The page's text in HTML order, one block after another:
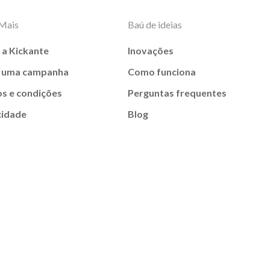
Kickante
campanha
e condições
Baú de ideias
Inovações
Como funciona
Perguntas frequentes
Blog